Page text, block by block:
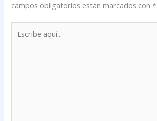
campos obligatorios están marcados con*
aquí...